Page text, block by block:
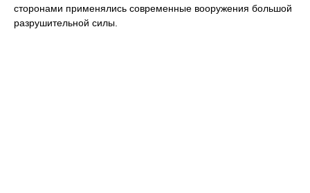
сторонами применялись современные вооружения большой
разрушительной силы.